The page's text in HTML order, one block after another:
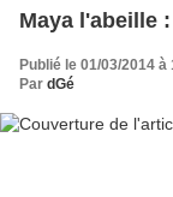
Maya l'abeille
Publié le 01/03/2014 à
Par dGé